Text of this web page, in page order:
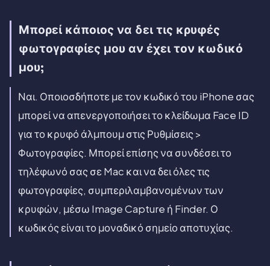
Μπορεί κάποιος να δει τις κρυφές
φωτογραφίες μου αν έχει τον κωδικό
μου;
Ναι. Οποιοσδήποτε με τον κωδικό του iPhone σας
μπορεί να απενεργοποιήσει το κλείδωμα Face ID
για το κρυφό άλμπουμ στις Ρυθμίσεις >
Φωτογραφίες. Μπορεί επίσης να συνδέσει το
τηλέφωνό σας σε Mac και να δει όλες τις
φωτογραφίες, συμπεριλαμβανομένων των
κρυφών, μέσω Image Capture ή Finder. Ο
κωδικός είναι το μοναδικό σημείο αποτυχίας.